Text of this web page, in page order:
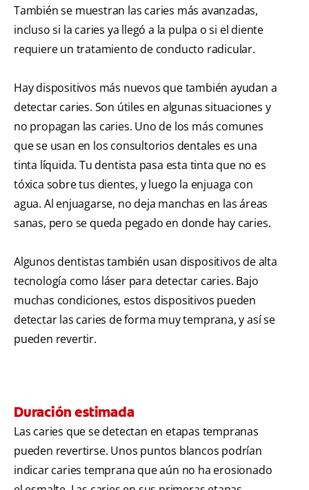
También se muestran las caries más avanzadas,
incluso si la caries ya llegó a la pulpa o si el diente
requiere un tratamiento de conducto radicular.
Hay dispositivos más nuevos que también ayudan a
detectar caries. Son útiles en algunas situaciones y
no propagan las caries. Uno de los más comunes
que se usan en los consultorios dentales es una
tinta líquida. Tu dentista pasa esta tinta que no es
tóxica sobre tus dientes, y luego la enjuaga con
agua. Al enjuagarse, no deja manchas en las áreas
sanas, pero se queda pegado en donde hay caries.
Algunos dentistas también usan dispositivos de alta
tecnología como láser para detectar caries. Bajo
muchas condiciones, estos dispositivos pueden
detectar las caries de forma muy temprana, y así se
pueden revertir.
Duración estimada
Las caries que se detectan en etapas tempranas
pueden revertirse. Unos puntos blancos podrían
indicar caries temprana que aún no ha erosionado